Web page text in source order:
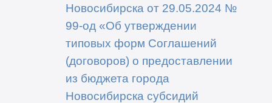
Новосибирска от 29.05.2024 №
99-од «Об утверждении
типовых форм Соглашений
(договоров) о предоставлении
из бюджета города
Новосибирска субсидий